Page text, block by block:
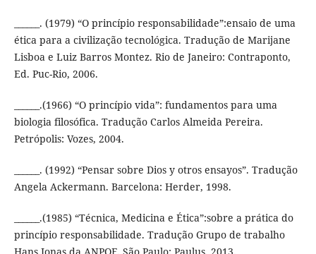
______. (1979) “O princípio responsabilidade”:ensaio de uma
ética para a civilização tecnológica. Tradução de Marijane
Lisboa e Luiz Barros Montez. Rio de Janeiro: Contraponto,
Ed. Puc-Rio, 2006.
______.(1966) “O princípio vida”: fundamentos para uma
biologia filosófica. Tradução Carlos Almeida Pereira.
Petrópolis: Vozes, 2004.
______. (1992) “Pensar sobre Dios y otros ensayos”. Tradução
Angela Ackermann. Barcelona: Herder, 1998.
______.(1985) “Técnica, Medicina e Ética”:sobre a prática do
princípio responsabilidade. Tradução Grupo de trabalho